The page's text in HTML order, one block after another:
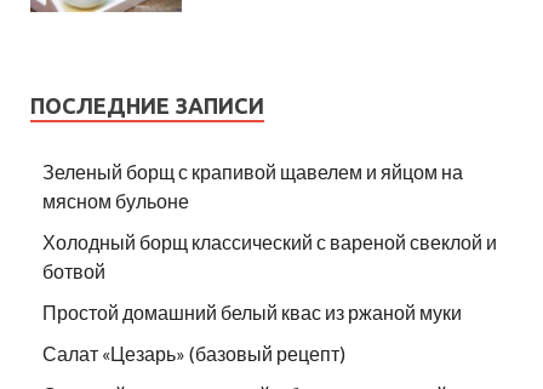
ПОСЛЕДНИЕ ЗАПИСИ
Зеленый борщ с крапивой щавелем и яйцом на
мясном бульоне
Холодный борщ классический с вареной свеклой и
ботвой
Простой домашний белый квас из ржаной муки
Салат «Цезарь» (базовый рецепт)